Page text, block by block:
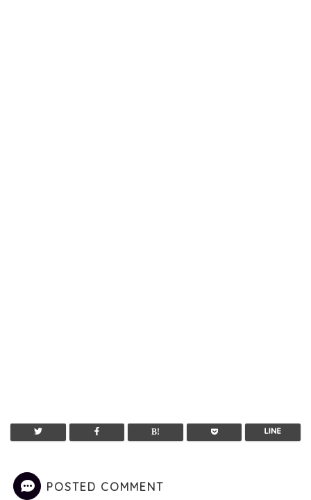
POSTED COMMENT